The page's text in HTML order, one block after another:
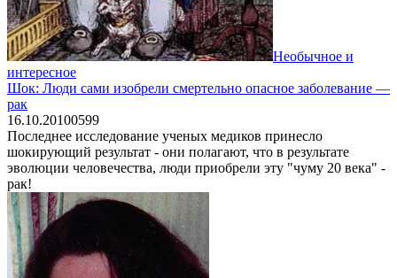
Необычное и
интересное
Шок: Люди сами изобрели смертельно опасное заболевание —
рак
16.10.20100599
Последнее исследование ученых медиков принесло
шокирующий результат - они полагают, что в результате
эволюции человечества, люди приобрели эту "чуму 20 века" -
рак!